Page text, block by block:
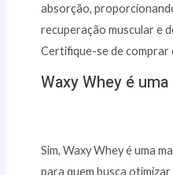
absorção,
recuperação muscular e
Certifique-se de comprar
Waxy Whey é
Sim, Waxy Whey é uma
para quem busca